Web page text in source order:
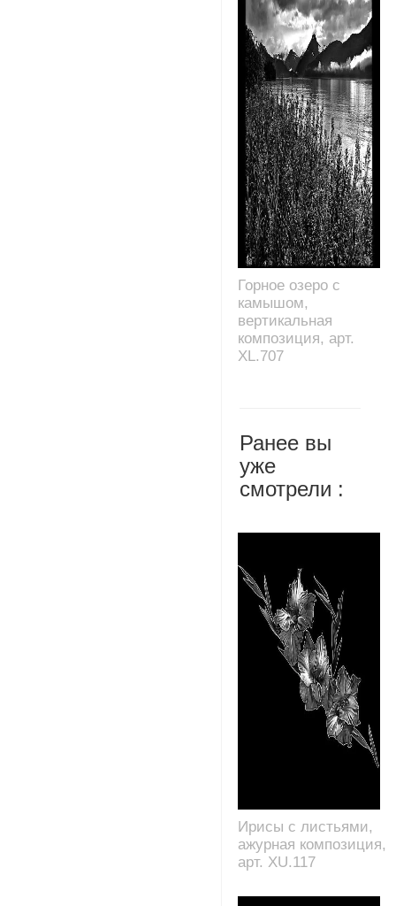
Горное озеро с
камышом,
вертикальная
композиция, арт.
XL.707
Ранее вы
уже
смотрели :
Ирисы с листьями,
ажурная композиция,
арт. XU.117